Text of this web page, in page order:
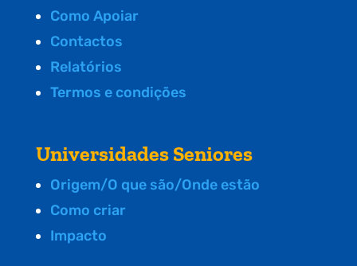
Como Apoiar
Contactos
Relatórios
Termos e condições
Universidades Seniores
Origem/O que são/Onde estão
Como criar
Impacto